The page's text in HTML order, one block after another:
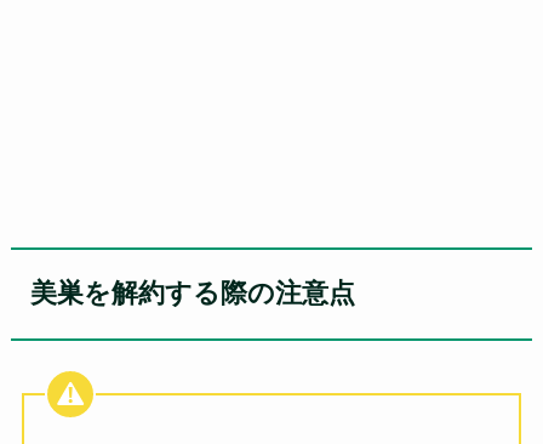
美巣を解約する際の注意点